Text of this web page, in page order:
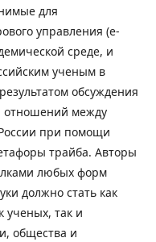
для
управления (e-
среде, и
ученым в
обсуждения
отношений между
при помощи
трайба. Авторы
любых форм
должно стать как
ученых, так и
общества и